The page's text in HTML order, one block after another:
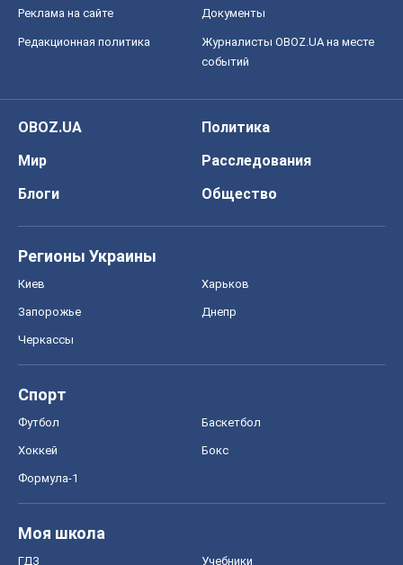
Реклама на сайте Документы
Редакционная политика
Журналисты OBOZ.UA на месте
событий
OBOZ.UA
Политика
Мир
Расследования
Блоги
Общество
Регионы Украины
Киев Харьков
Запорожье Днепр
Черкассы
Спорт
Футбол Баскетбол
Хоккей Бокс
Формула-1
Моя школа
ГДЗ Учебники